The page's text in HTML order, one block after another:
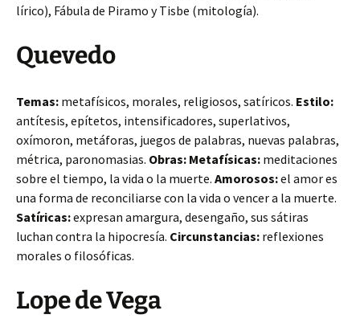
lírico), Fábula de Piramo y Tisbe (mitología).
Quevedo
Temas: metafísicos, morales, religiosos, satíricos. Estilo:
antítesis, epítetos, intensificadores, superlativos,
oxímoron, metáforas, juegos de palabras, nuevas palabras,
métrica, paronomasias. Obras: Metafísicas: meditaciones
sobre el tiempo, la vida o la muerte. Amorosos:el amor es
una forma de reconciliarse con la vida o vencer a la muerte.
Satíricas:expresan amargura, desengaño, sus sátiras
luchan contra la hipocresía. Circunstancias: reflexiones
morales o filosóficas.
Lope de Vega